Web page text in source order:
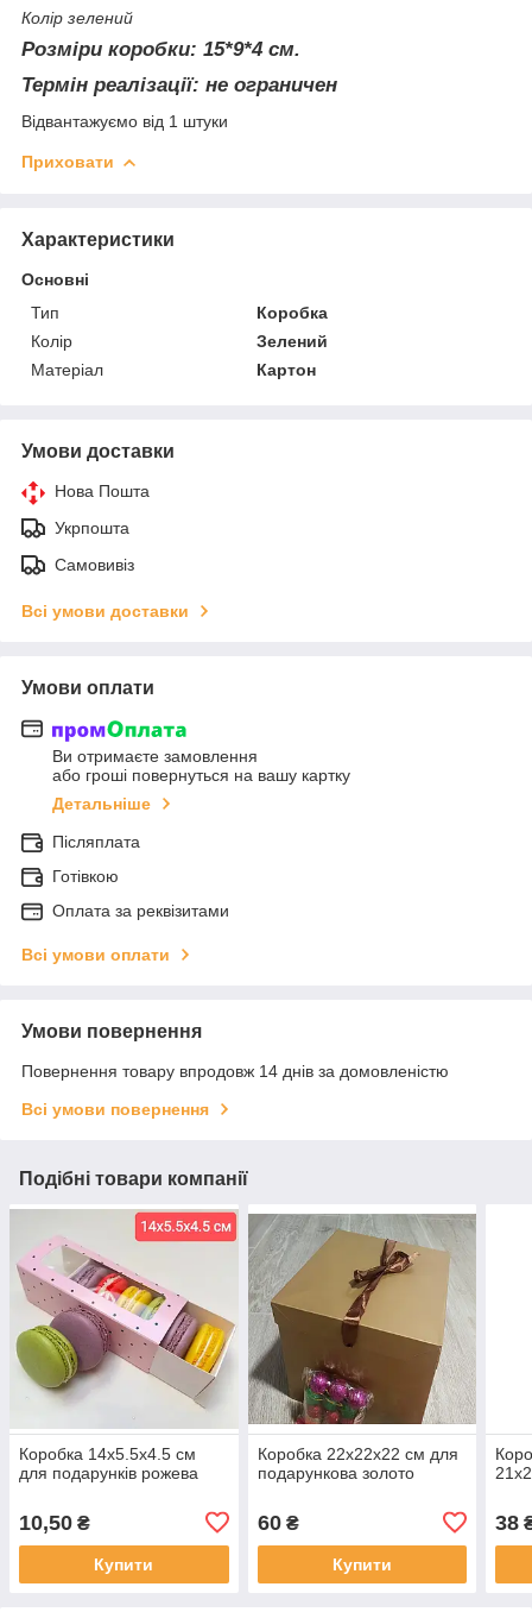
Колір зелений
Розміри коробки: 15*9*4 см.
Термін реалізації: не ограничен
Відвантажуємо від 1 штуки
Приховати
Характеристики
Основні
Тип
Коробка
Колір
Зелений
Матеріал
Картон
Умови доставки
Нова Пошта
Укрпошта
Самовивіз
Всі умови доставки
Умови оплати
Ви отримаєте замовлення
або гроші повернуться на вашу картку
Детальніше
Післяплата
Готівкою
Оплата за реквізитами
Всі умови оплати
Умови повернення
Повернення товару впродовж 14 днів за домовленістю
Всі умови повернення
Подібні товари компанії
Коробка 14х5.5х4.5 см
для подарунків рожева
10,50 ₴
Купити
Коробка 22х22х22 см для
подарункова золото
60₴
Купити
38